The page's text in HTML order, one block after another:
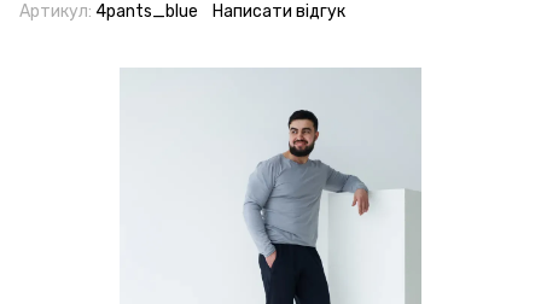
Артикул: 4pants_blue Написати відгук